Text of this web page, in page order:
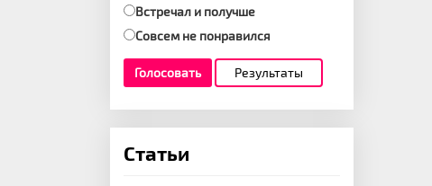
Встречал и получше
Совсем не понравился
Голосовать Результаты
Статьи